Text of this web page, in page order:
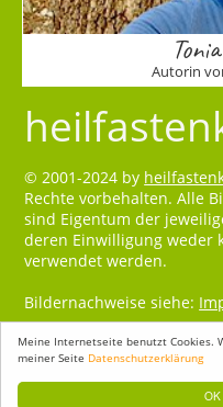
Meine Internetseite benutzt Cookies.
meiner Seite Datenschutzerklärung
Autorin
© 2001-2024 by
Rechte vorbehalten. Alle
sind Eigentum der
deren Einwilligung weder
verwendet werden.
Bildernachweise siehe: